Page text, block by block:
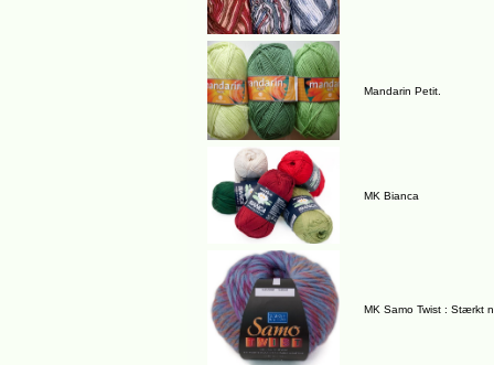
Mandarin Petit.
MK Bianca
MK Samo Twist : Stærkt